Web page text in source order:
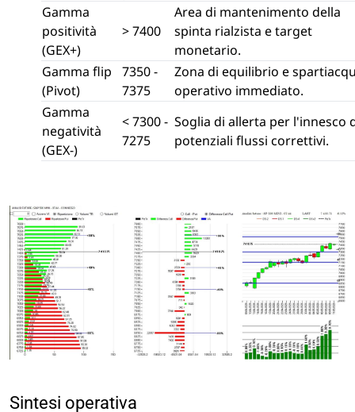
Gamma
positività
(GEX+)
> 7400
Area di mantenimento della
spinta rialzista e target
monetario.
Gamma flip
(Pivot)
7350 -
7375
Zona di equilibrio e
operativo immediato.
Gamma
negatività
(GEX-)
< 7300 -
7275
Soglia di allerta per l'innesco
potenziali flussi correttivi.
Sintesi operativa